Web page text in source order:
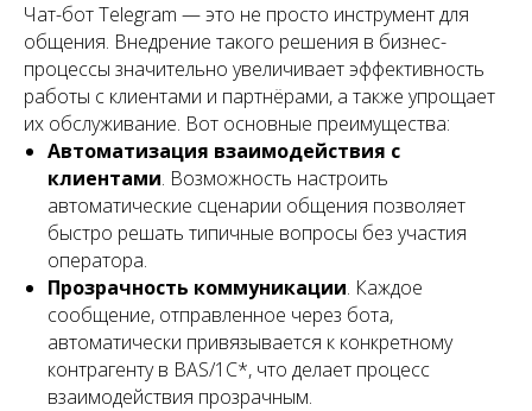
Чат-бот Telegram — это не просто инструмент для
общения. Внедрение такого решения в бизнес-
процессы значительно увеличивает эффективность
работы с клиентами и партнёрами, а также упрощает
их обслуживание. Вот основные преимущества:
Автоматизация взаимодействия с
клиентами. Возможность настроить
автоматические сценарии общения позволяет
быстро решать типичные вопросы без участия
оператора.
Прозрачность коммуникации. Каждое
сообщение, отправленное через бота,
автоматически привязывается к конкретному
контрагенту в BAS/1С*, что делает процесс
взаимодействия прозрачным.